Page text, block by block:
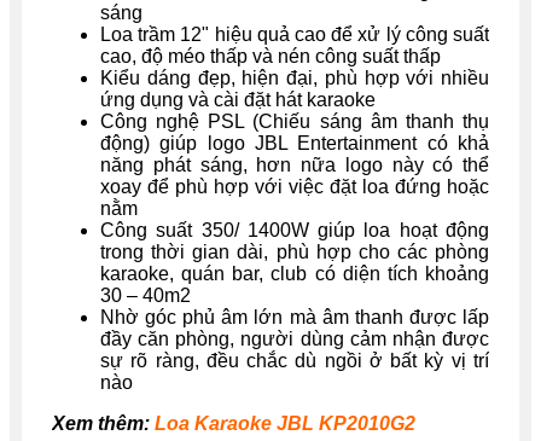
sáng
Loa trầm 12" hiệu quả cao để xử lý công suất
cao, độ méo thấp và nén công suất thấp
Kiểu dáng đẹp, hiện đại, phù hợp với nhiều
ứng dụng và cài đặt hát karaoke
Công nghệ PSL (Chiếu sáng âm thanh thụ
động) giúp logo JBL Entertainment có khả
năng phát sáng, hơn nữa logo này có thể
xoay để phù hợp với việc đặt loa đứng hoặc
nằm
Công suất 350/ 1400W giúp loa hoạt động
trong thời gian dài, phù hợp cho các phòng
karaoke, quán bar, club có diện tích khoảng
30 – 40m2
Nhờ góc phủ âm lớn mà âm thanh được lấp
đầy căn phòng, người dùng cảm nhận được
sự rõ ràng, đều chắc dù ngồi ở bất kỳ vị trí
nào
Xem thêm: Loa Karaoke JBL KP2010G2